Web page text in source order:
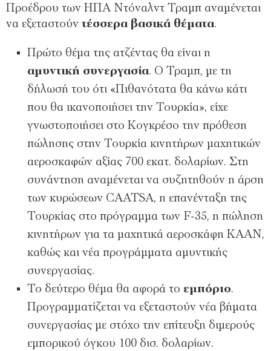
Προέδρου των ΗΠΑ Ντόναλντ Τραμπ αναμένεται
να εξεταστούντέσσερα βασικά θέματα.
Πρώτο θέμα της ατζέντας θα είναι η
αμυντική συνεργασία. Ο Τραμπ, με τη
δήλωσή του ότι «Πιθανότατα θα κάνω κάτι
που θα ικανοποιήσει την Τουρκία», είχε
γνωστοποιήσει στο Κογκρέσο την πρόθεση
πώλησης στην Τουρκία κινητήρων μαχητικών
αεροσκαφών αξίας 700 εκατ. δολαρίων. Στη
συνάντηση αναμένεται να συζητηθούν η άρση
των κυρώσεων CAATSA, η επανένταξη της
Τουρκίας στο πρόγραμμα των F-35, η πώληση
κινητήρων για τα μαχητικά αεροσκάφη KAAN,
καθώς και νέα προγράμματα αμυντικής
συνεργασίας.
Το δεύτερο θέμα θα αφορά το εμπόριο.
Προγραμματίζεται να εξεταστούν νέα βήματα
συνεργασίας με στόχο την επίτευξη διμερούς
εμπορικού όγκου 100 δισ. δολαρίων.